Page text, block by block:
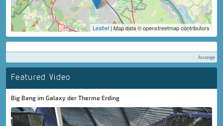
Leaflet | Map data © openstreetmap contributors
Anzeige
Featured Video
Big Bang im Galaxy der Therme Erding